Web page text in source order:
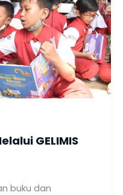
GELIMIS
buku dan